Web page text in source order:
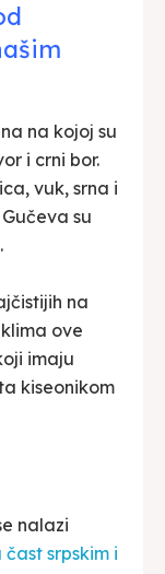
na kojoj su
i crni bor.
vuk, srna i
su
na
ove
imaju
kiseonikom
nalazi
srpskim i